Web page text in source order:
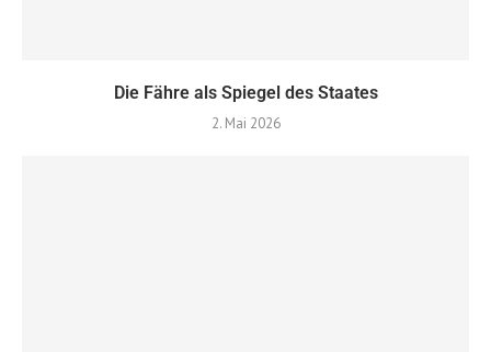
Die Fähre als Spiegel des Staates
2. Mai 2026